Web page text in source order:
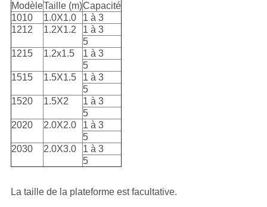
ModèleTaille (m)Capacité
1010
1.0X1.0
1 à 3
1212
1.2X1.2
1 à 3
5
1215
1.2x1.5
1 à 3
5
1515
1.5X1.5
1 à 3
5
1520
1.5X2
1 à 3
5
2020
2.0X2.0
1 à 3
5
2030
2.0X3.0
1 à 3
5
La taille de la plateforme est facultative.